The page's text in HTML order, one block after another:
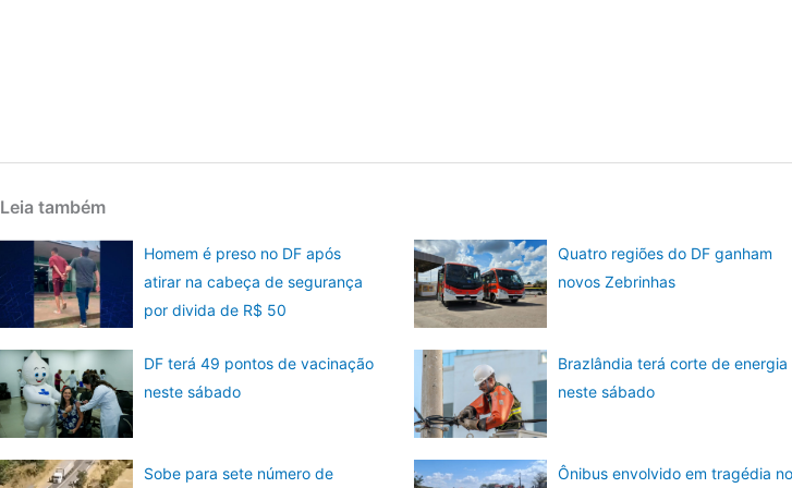
Leia também
Homem é preso no DF após
atirar na cabeça de segurança
por divida de R$ 50
Quatro regiões do DF ganham
novos Zebrinhas
DF terá 49 pontos de vacinação
neste sábado
Brazlândia terá corte de energia
neste sábado
Sobe para sete número de Ônibus envolvido em tragédia no